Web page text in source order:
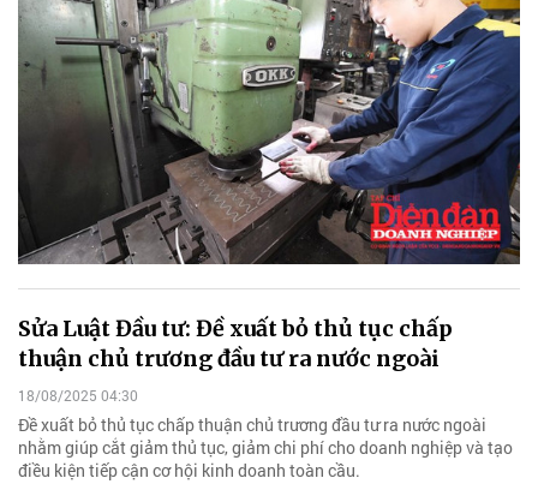
Sửa Luật Đầu tư: Đề xuất bỏ thủ tục chấp
thuận chủ trương đầu tư ra nước ngoài
18/08/2025 04:30
Đề xuất bỏ thủ tục chấp thuận chủ trương đầu tư ra nước ngoài
nhằm giúp cắt giảm thủ tục, giảm chi phí cho doanh nghiệp và tạo
điều kiện tiếp cận cơ hội kinh doanh toàn cầu.